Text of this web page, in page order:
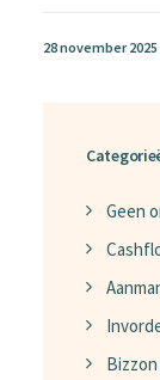
28 november 2025
Geen